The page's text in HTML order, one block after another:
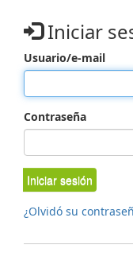
Iniciar
Usuario/e-mail
Contraseña
Iniciar sesión
¿Olvidó su